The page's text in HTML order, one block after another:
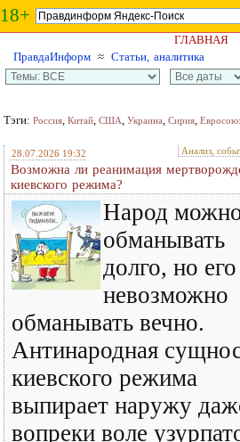
18+
ГЛАВНАЯ
ПравдаИнформ ≈ Статьи, аналитика
Тэги: Россия, Китай, США, Украина, Сирия,
28.07.2026 19:32 Анализ,
Возможна ли реанимация
киевского режима?
Народ
обманывать
долго, но его
невозможно
обманывать вечно.
Антинародная
киевского режима
выпирает наружу
вопреки воле